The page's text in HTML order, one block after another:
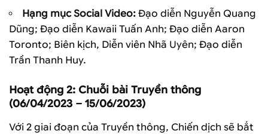
Hạng mục Social Video: Đạo diễn Nguyễn Quang
Dũng; Đạo diễn Kawaii Tuấn Anh; Đạo diễn Aaron
Toronto; Biên kịch, Diễn viên Nhã Uyên; Đạo diễn
Trần Thanh Huy.
Hoạt động 2: Chuỗi bài Truyền thông
(06/04/2023 – 15/06/2023)
Với 2 giai đoạn của Truyền thông, Chiến dịch sẽ bắt